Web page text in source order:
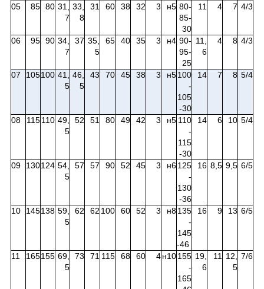
05 85 80 31,
7
33,
8
31 60 38 32 3 н5 80-
85-
30
11 4 7 4/3
06 95 90 34,
7
37 35,
5
65 40 35 3 н4 90-
95-
25
11,
6
4 8 4/3
07 105100 41,
5
46,
5
43 70 45 38 3 н5100
-
105
-30
14 7 8 5/4
08 115110 49,
5
52 51 80 49 42 3 н5 110
-
115
-30
14 6 10 5/4
09 130124 54,
5
57 57 90 52 45 3 н6125
-
130
-36
16 8,5 9,5 6/5
10 145138 59,
5
62 62 100 60 52 3 н8135
-
145
-46
16 9 13 6/5
11 165155 69,
5
73 71 115 68 60 4н10155
-
165
19,
6
11
12,
5
7/6